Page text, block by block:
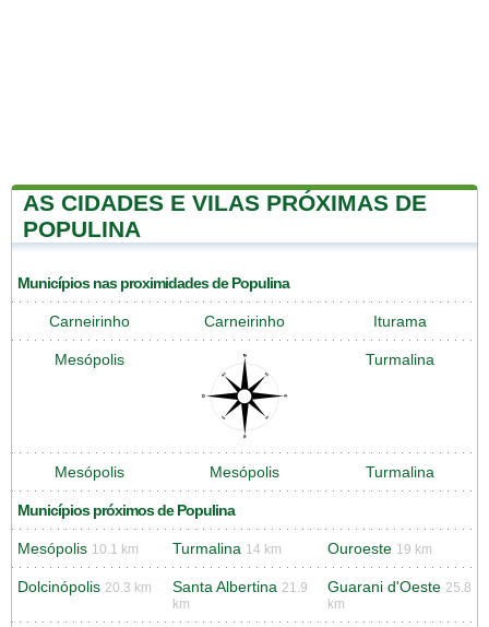
AS CIDADES E VILAS PRÓXIMAS DE
POPULINA
Municípios nas proximidades de Populina
Carneirinho Carneirinho Iturama
Mesópolis Turmalina
Mesópolis Mesópolis Turmalina
Municípios próximos de Populina
Mesópolis 10.1 km Turmalina 14 km Ouroeste 19 km
Dolcinópolis 20.3 km Santa Albertina 21.9
km
Guarani d'Oeste 25.8
km